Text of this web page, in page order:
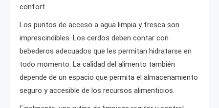
confort.
Los puntos de acceso a agua limpia y fresca son
imprescindibles. Los cerdos deben contar con
bebederos adecuados que les permitan hidratarse en
todo momento. La calidad del alimento también
depende de un espacio que permita el almacenamiento
seguro y accesible de los recursos alimenticios.